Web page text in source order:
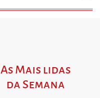
As Mais lidas
da Semana